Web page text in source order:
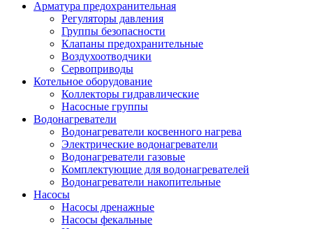
Арматура предохранительная
Регуляторы давления
Группы безопасности
Клапаны предохранительные
Воздухоотводчики
Сервоприводы
Котельное оборудование
Коллекторы гидравлические
Насосные группы
Водонагреватели
Водонагреватели косвенного нагрева
Электрические водонагреватели
Водонагреватели газовые
Комплектующие для водонагревателей
Водонагреватели накопительные
Насосы
Насосы дренажные
Насосы фекальные